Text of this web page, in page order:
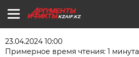
KZAIF.KZ
23.04.2024 10:00
Примерное время чтения: 1 минута